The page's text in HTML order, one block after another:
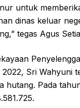
untuk
dinas keluar
tegas Agus
Sri Wahyuni
hutang. Pada